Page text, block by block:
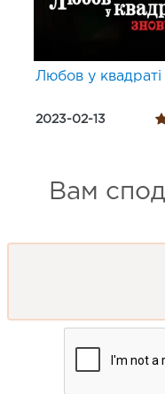
Любов у квадраті
2023-02-13
Вам